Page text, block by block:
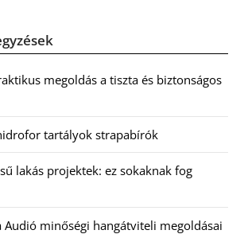
megoldás a tiszta és biztonságos
tartályok strapabírók
lakás projektek: ez sokaknak fog
Audió minőségi hangátviteli megoldásai